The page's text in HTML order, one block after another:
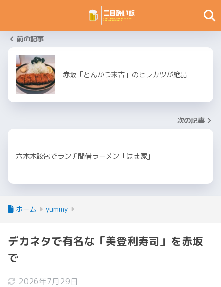
前の記事
赤坂「とんかつ末吉」のヒレカツが絶品
次の記事
六本木餃包でランチ間借ラーメン「はま家」
ホーム yummy
デカネタで有名な「美登利寿司」を赤坂
で
2026年7月29日